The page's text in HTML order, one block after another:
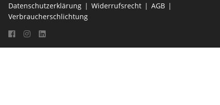
Datenschutzerklärung | Widerrufsrecht | AGB |
Verbraucherschlichtung